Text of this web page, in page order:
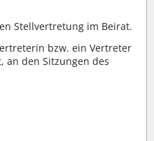
Stellvertretung im Beirat.
bzw. ein Vertreter
an den Sitzungen des